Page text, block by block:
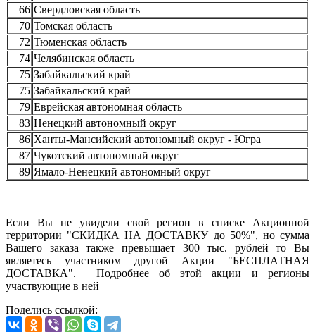
66 Свердловская область
70 Томская область
72 Тюменская область
74 Челябинская область
75 Забайкальский край
75 Забайкальский край
79 Еврейская автономная область
83 Ненецкий автономный округ
86 Ханты-Мансийский автономный округ - Югра
87 Чукотский автономный округ
89 Ямало-Ненецкий автономный округ
Если Вы не увидели свой регион в списке Акционной
территории "СКИДКА НА ДОСТАВКУ до 50%", но сумма
Вашего заказа также превышает 300 тыс. рублей то Вы
являетесь участником другой Акции "БЕСПЛАТНАЯ
ДОСТАВКА". Подробнее об этой акции и регионы
участвующие в ней
Поделись ссылкой: